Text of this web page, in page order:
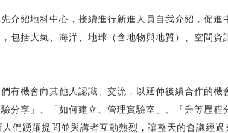
介紹地科中心，接續進行新進人員自我介紹，促
包括大氣、海洋、地球（含地物與地質）、空間
有機會向其他人認識、交流，以延伸後續合作的
分享」、「如何建立、管理實驗室」、「升等歷
們踴躍提問並與講者互動熱烈，讓整天的會議經過